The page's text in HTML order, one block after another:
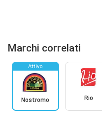
Marchi correlati
Attivo
Nostromo Rio